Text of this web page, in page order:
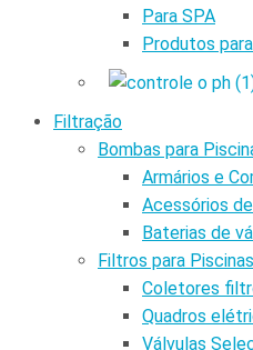
Para SPA
Produtos
Filtração
Bombas para
Armários e
Acessórios
Baterias de
Filtros para Piscinas
Coletores
Quadros
Válvulas